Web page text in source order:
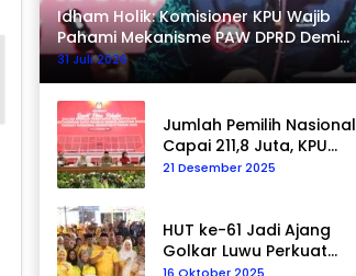
Idham Holik: Komisioner KPU Wajib
Pahami Mekanisme PAW DPRD Demi
Kepastian Hukum
31 Juli 2026
Jumlah Pemilih Nasional
Capai 211,8 Juta, KPU
Tegaskan Komitmen
21 Desember 2025
HUT ke-61 Jadi Ajang
Golkar Luwu Perkuat